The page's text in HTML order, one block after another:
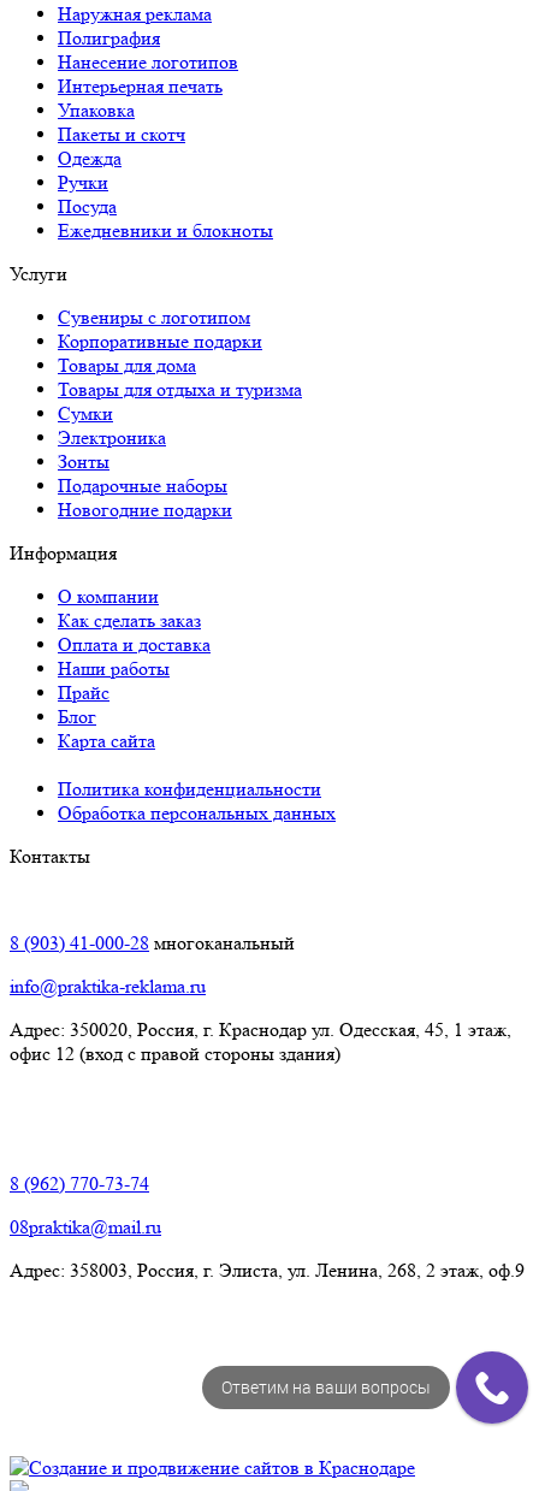
Наружная реклама
Полиграфия
Нанесение логотипов
Интерьерная печать
Упаковка
Пакеты и скотч
Одежда
Ручки
Посуда
Ежедневники и блокноты
Услуги
Сувениры с логотипом
Корпоративные подарки
Товары для дома
Товары для отдыха и туризма
Сумки
Электроника
Зонты
Подарочные наборы
Новогодние подарки
Информация
О компании
Как сделать заказ
Оплата и доставка
Наши работы
Прайс
Блог
Карта сайта
Политика конфиденциальности
Обработка персональных данных
Контакты
8 (903) 41-000-28 многоканальный
info@praktika-reklama.ru
Адрес: 350020, Россия, г. Краснодар ул. Одесская, 45, 1 этаж,
офис 12 (вход с правой стороны здания)
8 (962) 770-73-74
08praktika@mail.ru
Адрес:​ 358003, Россия, г. Элиста, ул. Ленина, 268, 2 этаж, оф.9
© Рекламно-производственная компания "Практика" 2009-
Ответим на ваши вопросы